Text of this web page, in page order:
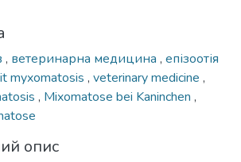
, ветеринарна медицина , епізоотія
myxomatosis , veterinary medicine ,
, Mixomatose bei Kaninchen ,
опис